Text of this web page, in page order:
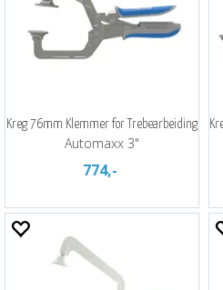
Kreg 76mm Klemmer for Trebearbeiding
Automaxx 3"
774,-